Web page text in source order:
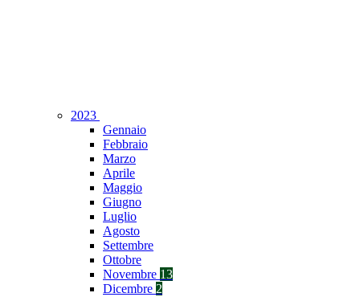
2023
Gennaio
Febbraio
Marzo
Aprile
Maggio
Giugno
Luglio
Agosto
Settembre
Ottobre
Novembre 13
Dicembre 2